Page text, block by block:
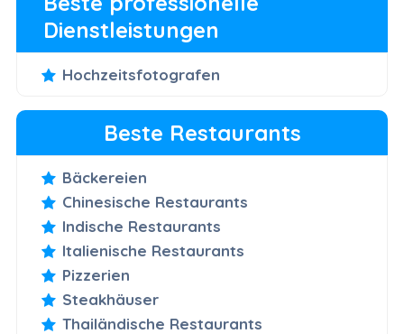
Dienstleistungen
Hochzeitsfotografen
Beste Restaurants
Bäckereien
Chinesische Restaurants
Indische Restaurants
Italienische Restaurants
Pizzerien
Steakhäuser
Thailändische Restaurants